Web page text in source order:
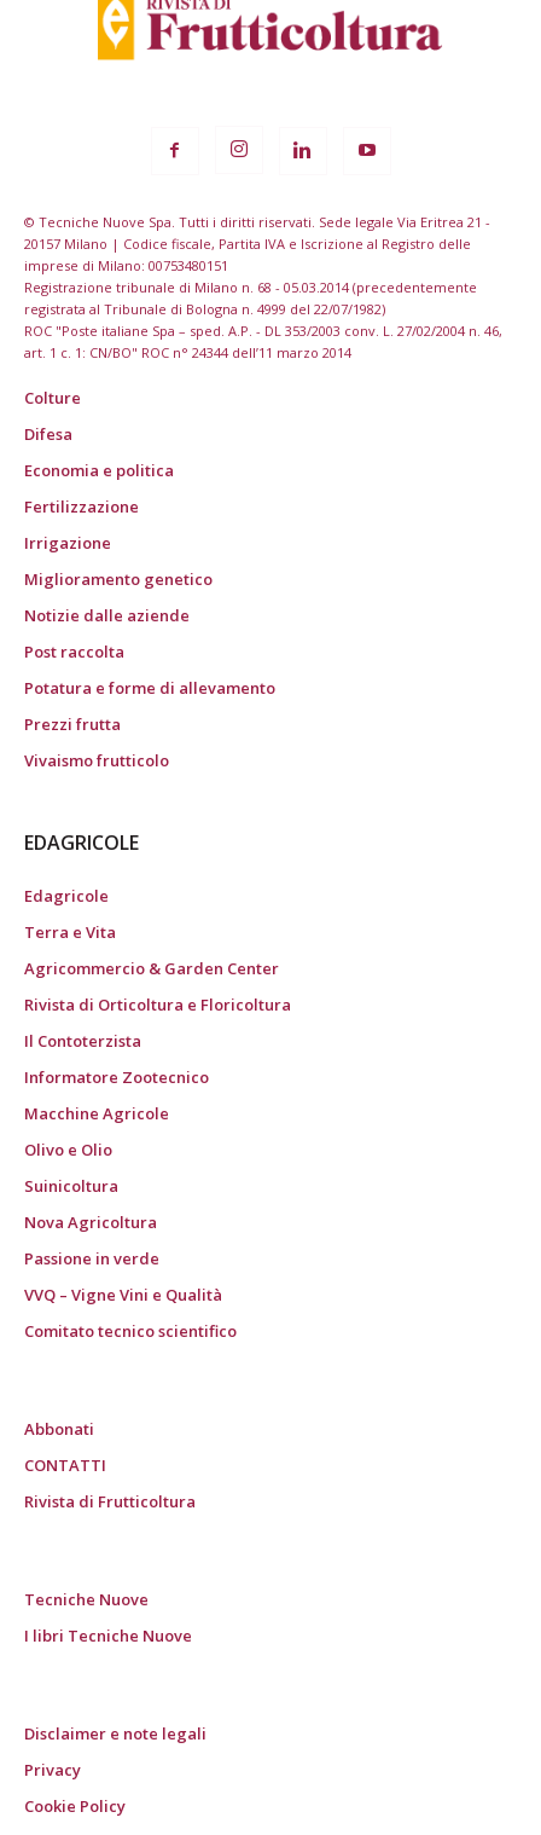
© Tecniche Nuove Spa. Tutti i diritti riservati. Sede legale Via Eritrea 21 -
20157 Milano | Codice fiscale, Partita IVA e Iscrizione al Registro delle
imprese di Milano: 00753480151
Registrazione tribunale di Milano n. 68 - 05.03.2014 (precedentemente
registrata al Tribunale di Bologna n. 4999 del 22/07/1982)
ROC "Poste italiane Spa – sped. A.P. - DL 353/2003 conv. L. 27/02/2004 n. 46,
art. 1 c. 1: CN/BO" ROC n° 24344 dell’11 marzo 2014
Colture
Difesa
Economia e politica
Fertilizzazione
Irrigazione
Miglioramento genetico
Notizie dalle aziende
Post raccolta
Potatura e forme di allevamento
Prezzi frutta
Vivaismo frutticolo
EDAGRICOLE
Edagricole
Terra e Vita
Agricommercio & Garden Center
Rivista di Orticoltura e Floricoltura
Il Contoterzista
Informatore Zootecnico
Macchine Agricole
Olivo e Olio
Suinicoltura
Nova Agricoltura
Passione in verde
VVQ – Vigne Vini e Qualità
Comitato tecnico scientifico
Abbonati
CONTATTI
Rivista di Frutticoltura
Tecniche Nuove
I libri Tecniche Nuove
Disclaimer e note legali
Privacy
Cookie Policy